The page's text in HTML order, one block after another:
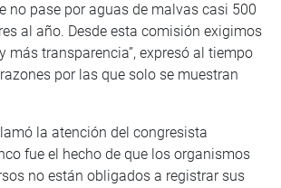
no pase por aguas de malvas casi 500
al año. Desde esta comisión exigimos
más transparencia”, expresó al tiempo
por las que solo se muestran
la atención del congresista
fue el hecho de que los organismos
no están obligados a registrar sus